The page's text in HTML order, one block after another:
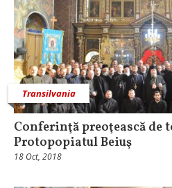
Transilvania
Conferinţă preoţească de
Protopopiatul Beiuş
18 Oct, 2018